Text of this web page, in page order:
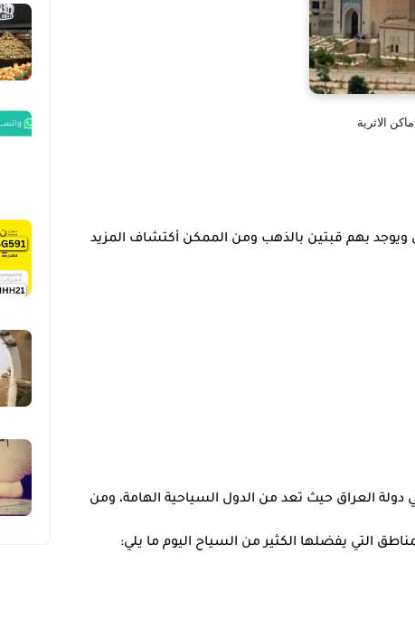
الاثرية
ويوجد بهم قبتين بالذهب ومن الممكن أكتشاف المزيد
دولة العراق حيث تعد من الدول السياحية الهامة، ومن
التي يفضلها الكثير من السياح اليوم ما يلي: